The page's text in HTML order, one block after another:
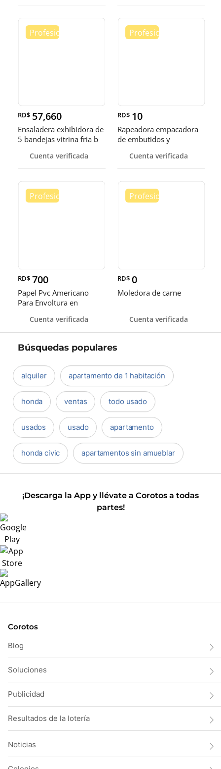
RD$ 57,660
Ensaladera exhibidora de
5 bandejas vitrina fria b
Cuenta verificada
RD$ 10
Rapeadora empacadora
de embutidos y
Cuenta verificada
RD$ 700
Papel Pvc Americano
Para Envoltura en
pulgadas
Cuenta verificada
RD$ 0
Moledora de carne
Cuenta verificada
Búsquedas populares
alquiler apartamento de 1 habitación
honda ventas todo usado
usados usado apartamento
honda civic apartamentos sin amueblar
¡Descarga la App y llévate a Corotos a todas
partes!
Corotos
Blog
Soluciones
Publicidad
Resultados de la lotería
Noticias